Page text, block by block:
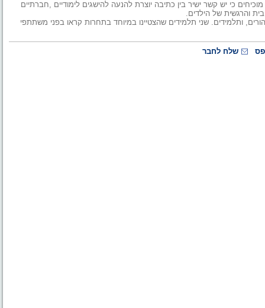
כי יש קשר ישיר בין כתיבה יוצרת להנעה להישגים לימודיים ,חברתיים
והרגשית של הילדים.
ותלמידים. שני תלמידים שהצטיינו במיוחד בתחרות קראו בפני משתתפי
שלח לחבר